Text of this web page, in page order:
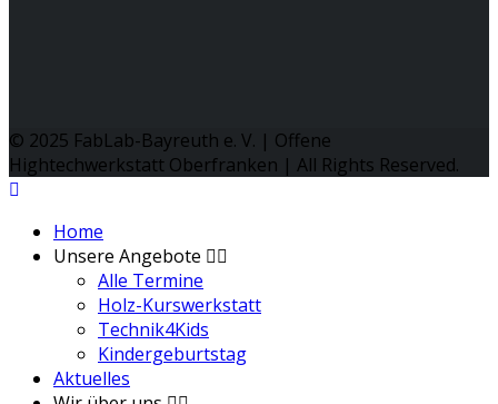
© 2025 FabLab-Bayreuth e. V. | Offene
Hightechwerkstatt Oberfranken | All Rights Reserved.
Home
Unsere Angebote
Alle Termine
Holz-Kurswerkstatt
Technik4Kids
Kindergeburtstag
Aktuelles